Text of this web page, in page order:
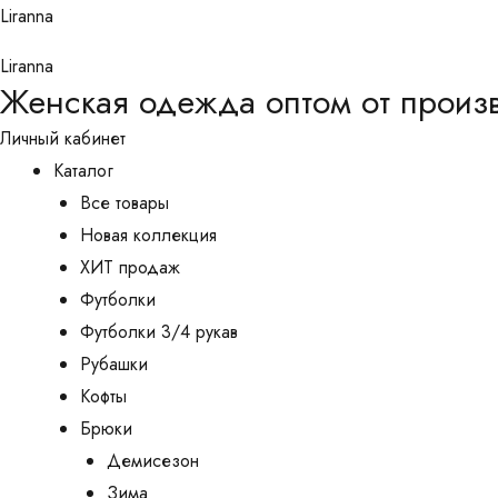
Перейти
содержимому
Liranna
Liranna
Женская одежда оптом от
Личный кабинет
Каталог
Все товары
Новая коллекция
ХИТ продаж
Футболки
Футболки 3/4 рукав
Рубашки
Кофты
Брюки
Демисезон